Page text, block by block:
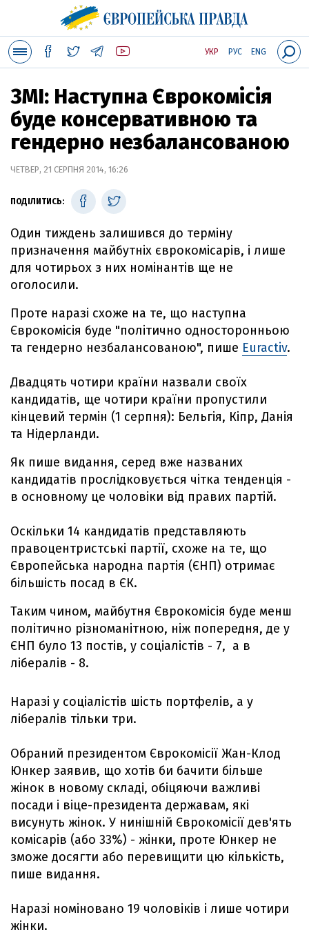
УКР РУС ENG
ЗМІ: Наступна Єврокомісія
буде консервативною та
гендерно незбалансованою
ЧЕТВЕР, 21 СЕРПНЯ 2014, 16:26
ПОДІЛИТИСЬ:
Один тиждень залишився до терміну
призначення майбутніх єврокомісарів, і лише
для чотирьох з них номінантів ще не
оголосили.
Проте наразі схоже на те, що наступна
Єврокомісія буде "політично односторонньою
та гендерно незбалансованою", пише Euractiv.
Двадцять чотири країни назвали своїх
кандидатів, ще чотири країни пропустили
кінцевий термін (1 серпня): Бельгія, Кіпр, Данія
та Нідерланди.
Як пише видання, серед вже названих
кандидатів прослідковується чітка тенденція -
в основному це чоловіки від правих партій.
Оскільки 14 кандидатів представляють
правоцентристські партії, схоже на те, що
Європейська народна партія (ЄНП) отримає
більшість посад в ЄК.
Таким чином, майбутня Єврокомісія буде менш
політично різноманітною, ніж попередня, де у
ЄНП було 13 постів, у соціалістів - 7, а в
лібералів - 8.
Наразі у соціалістів шість портфелів, а у
лібералів тільки три.
Обраний президентом Єврокомісії Жан-Клод
Юнкер заявив, що хотів би бачити більше
жінок в новому складі, обіцяючи важливі
посади і віце-президента державам, які
висунуть жінок. У нинішній Єврокомісії дев'ять
комісарів (або 33%) - жінки, проте Юнкер не
зможе досягти або перевищити цю кількість,
пише видання.
Наразі номіновано 19 чоловіків і лише чотири
жінки.